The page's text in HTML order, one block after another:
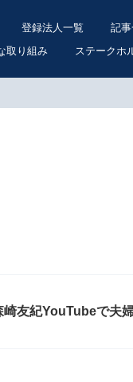
登録法人一覧 記
取り組み
ステークホ
友紀YouTubeで夫